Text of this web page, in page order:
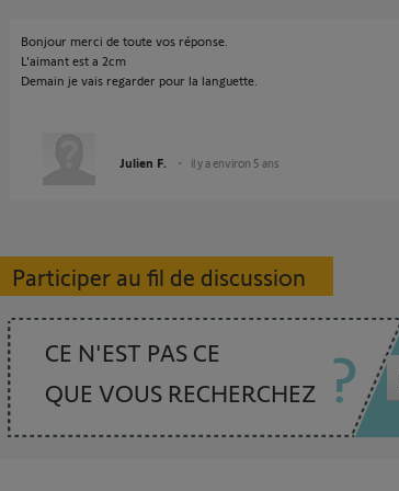
Bonjour merci de toute vos réponse.
L'aimant est a 2cm
Demain je vais regarder pour la languette.
Julien F. il y a environ 5 ans
Participer au fil de discussion
CE N'EST PAS CE
QUE VOUS RECHERCHEZ